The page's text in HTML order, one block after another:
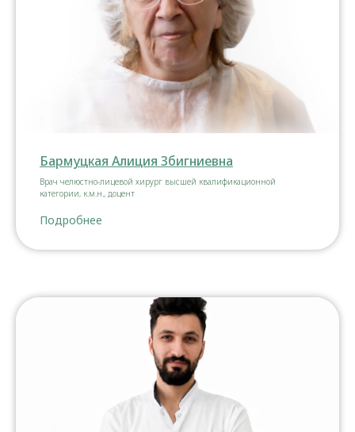
Бармуцкая Алиция Збигниевна
Врач челюстно-лицевой хирург высшей квалификационной
категории, к.м.н., доцент
Подробнее